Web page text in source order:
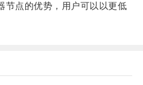
点的优势，用户可以以更低